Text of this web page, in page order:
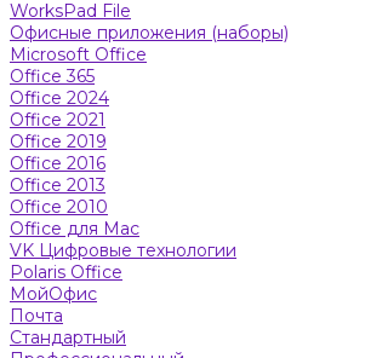
WorksPad File
Офисные приложения (наборы)
Microsoft Office
Office 365
Office 2024
Office 2021
Office 2019
Office 2016
Office 2013
Office 2010
Office для Mac
VK Цифровые технологии
Polaris Office
МойОфис
Почта
Стандартный